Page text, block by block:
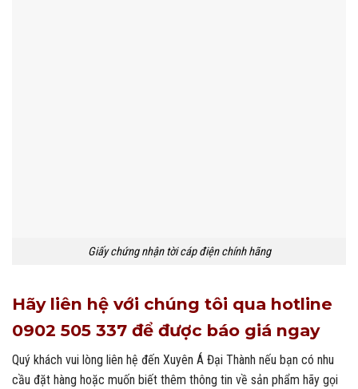
Giấy chứng nhận tời cáp điện chính hãng
Hãy liên hệ với chúng tôi qua hotline
0902 505 337 để được báo giá ngay
Quý khách vui lòng liên hệ đến Xuyên Á Đại Thành nếu bạn có nhu
cầu đặt hàng hoặc muốn biết thêm thông tin về sản phẩm hãy gọi